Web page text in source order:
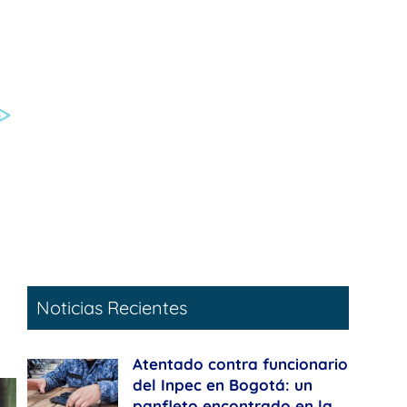
Noticias Recientes
Atentado contra funcionario
del Inpec en Bogotá: un